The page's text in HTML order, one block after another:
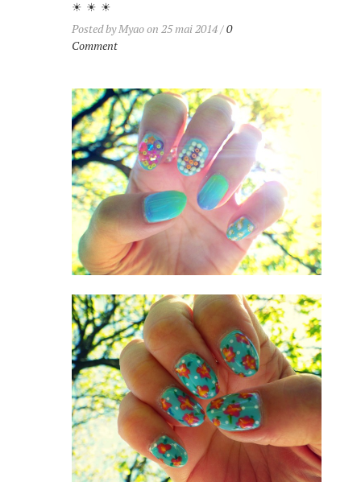
☀ ☀ ☀
Posted by Myao on 25 mai 2014 /0
Comment